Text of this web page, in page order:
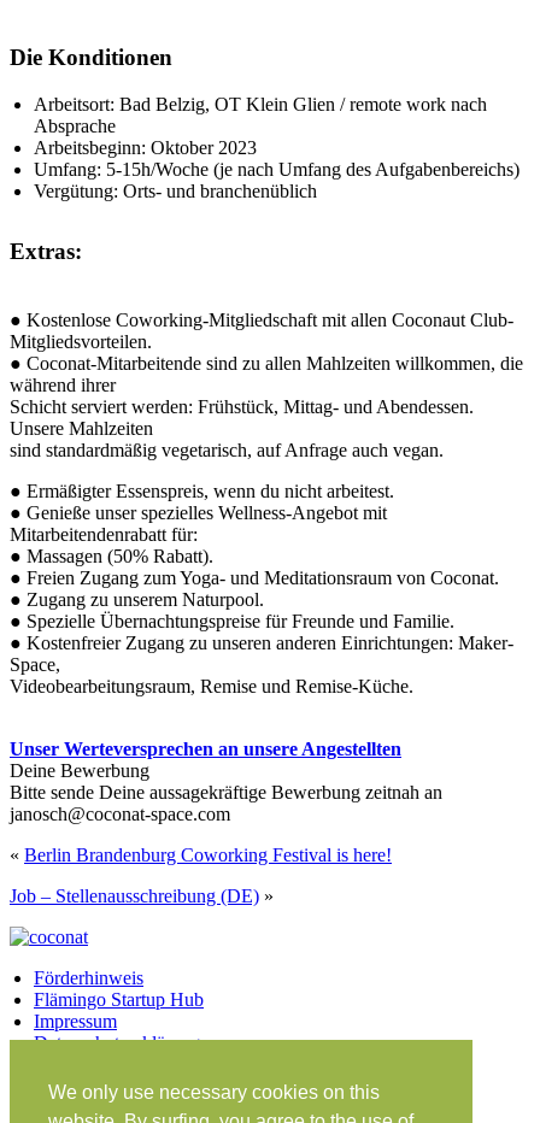
We only use necessary cookies on this
Die Konditionen
Arbeitsort: Bad Belzig, OT Klein Glien / remote work nach
Absprache
Arbeitsbeginn: Oktober 2023
Umfang: 5-15h/Woche (je nach Umfang des Aufgabenbereichs)
Vergütung: Orts- und branchenüblich
Extras:
● Kostenlose Coworking-Mitgliedschaft mit allen Coconaut Club-
Mitgliedsvorteilen.
● Coconat-Mitarbeitende sind zu allen Mahlzeiten willkommen, die
während ihrer
Schicht serviert werden: Frühstück, Mittag- und Abendessen.
Unsere Mahlzeiten
sind standardmäßig vegetarisch, auf Anfrage auch vegan.
● Ermäßigter Essenspreis, wenn du nicht arbeitest.
● Genieße unser spezielles Wellness-Angebot mit
Mitarbeitendenrabatt für:
● Massagen (50% Rabatt).
● Freien Zugang zum Yoga- und Meditationsraum von Coconat.
● Zugang zu unserem Naturpool.
● Spezielle Übernachtungspreise für Freunde und Familie.
● Kostenfreier Zugang zu unseren anderen Einrichtungen: Maker-
Space,
Videobearbeitungsraum, Remise und Remise-Küche.
Unser Werteversprechen an unsere Angestellten
Deine Bewerbung
Bitte sende Deine aussagekräftige Bewerbung zeitnah an
janosch@coconat-space.com
« Berlin Brandenburg Coworking Festival is here!
Job – Stellenausschreibung (DE) »
Förderhinweis
Flämingo Startup Hub
Impressum
Datenschutzerklärung
Facebook
Twitter Vimeo Instagram
Share on Facebook
Share on Twitter